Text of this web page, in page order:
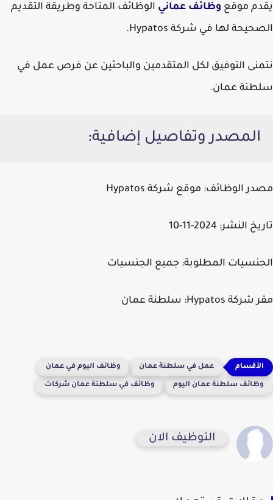
يقدم موقع وظائف عماني الوظائف المتاحة وطريقة التقديم
الصحيحة لها في شركة Hypatos.
نتمنى التوفيق لكل المتقدمين والباحثين عن فرص عمل في
سلطنة عمان.
المصدر وتفاصيل إضافية:
مصدر الوظائف: موقع شركة Hypatos
تاريخ النشر:
الجنسيات المطلوبة: جميع الجنسيات
مقر شركة Hypatos: سلطنة عمان
عمل في سلطنة عمان وظائف اليوم في عمان
وظائف سلطنة عمان اليوم وظائف في سلطنة عمان شركات
التوظيف الان